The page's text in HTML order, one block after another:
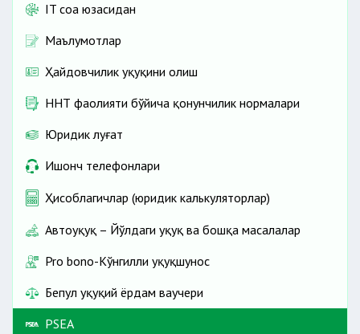
IT соҳа юзасидан
Маълумотлар
Ҳайдовчилик ҳуқуқини олиш
ННТ фаолияти бўйича қонунчилик нормалари
Юридик луғат
Ишонч телефонлари
Ҳисоблагичлар (юридик калькуляторлар)
Автоҳуқуқ – Йўлдаги ҳуқуқ ва бошқа масалалар
Pro bono-Кўнгилли ҳуқуқшунос
Бепул ҳуқуқий ёрдам ваучери
PSEA